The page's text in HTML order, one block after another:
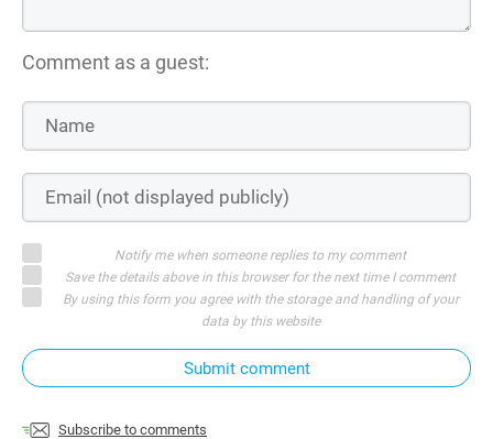
Comment as a guest:
Notify me when someone replies to my comment
Save the details above in this browser for the next time I comment
By using this form you agree with the storage and handling of your
data by this website
Submit comment
Subscribe to comments